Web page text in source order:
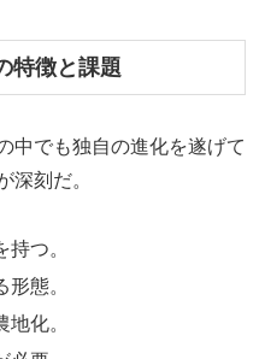
特徴と課題
中でも独自の進化を遂げて
深刻だ。
つ。
態。
化。